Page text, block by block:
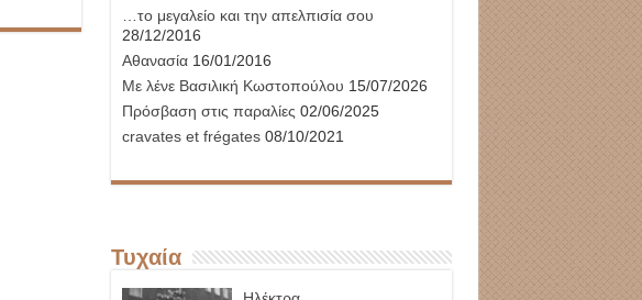
…το μεγαλείο και την απελπισία σου
28/12/2016
Αθανασία16/01/2016
Με λένε Βασιλική Κωστοπούλου 15/07/2026
Πρόσβαση στις παραλίες 02/06/2025
cravates et frégates08/10/2021
Τυχαία